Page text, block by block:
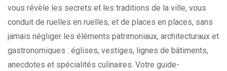
vous révèle les secrets et les traditions de la ville, vous
conduit de ruelles en ruelles, et de places en places, sans
jamais négliger les éléments patrimoniaux, architecturaux et
gastronomiques : églises, vestiges, lignes de bâtiments,
anecdotes et spécialités culinaires. Votre guide-